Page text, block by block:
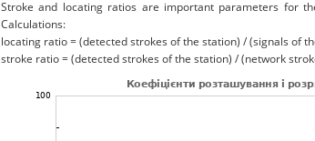
Stroke and locating ratios are important parameters for
Calculations:
locating ratio = (detected strokes of the station) / (signals of
stroke ratio = (detected strokes of the station) / (network